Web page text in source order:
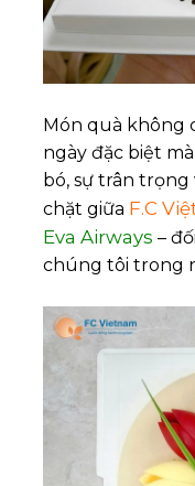
Món quà không
ngày đặc biệt
bó, sự trân
chặt giữa F.C
Eva Airways –
chúng tôi trong